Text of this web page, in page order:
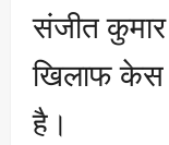
संजीत कुमार
खिलाफ केस
है।